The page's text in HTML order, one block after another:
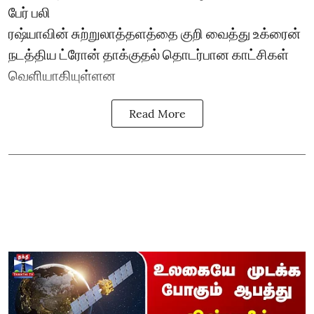
பேர் பலி
ரஷ்யாவின் சுற்றுலாத்தளத்தை குறி வைத்து உக்ரைன்
நடத்திய ட்ரோன் தாக்குதல் தொடர்பான காட்சிகள்
வெளியாகியுள்ளன
Read More